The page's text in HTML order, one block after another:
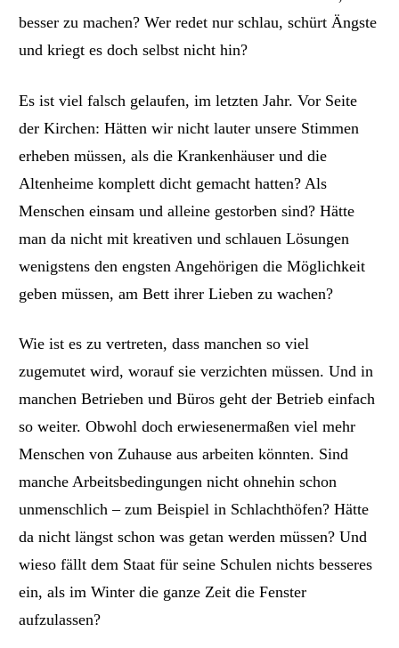
besser zu machen? Wer redet nur schlau, schürt Ängste
und kriegt es doch selbst nicht hin?
Es ist viel falsch gelaufen, im letzten Jahr. Vor Seite
der Kirchen: Hätten wir nicht lauter unsere Stimmen
erheben müssen, als die Krankenhäuser und die
Altenheime komplett dicht gemacht hatten? Als
Menschen einsam und alleine gestorben sind? Hätte
man da nicht mit kreativen und schlauen Lösungen
wenigstens den engsten Angehörigen die Möglichkeit
geben müssen, am Bett ihrer Lieben zu wachen?
Wie ist es zu vertreten, dass manchen so viel
zugemutet wird, worauf sie verzichten müssen. Und in
manchen Betrieben und Büros geht der Betrieb einfach
so weiter.Obwohl doch erwiesenermaßen viel mehr
Menschen von Zuhause aus arbeiten könnten. Sind
manche Arbeitsbedingungen nichtohnehin schon
unmenschlich – zum Beispiel in Schlachthöfen? Hätte
da nicht längst schon was getan werden müssen? Und
wieso fällt dem Staat für seine Schulen nichts besseres
ein, als im Winter die ganze Zeit die Fenster
aufzulassen?